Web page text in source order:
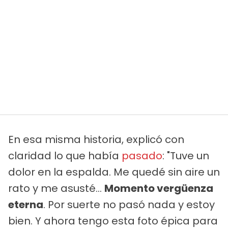
En esa misma historia, explicó con
claridad lo que había pasado: "Tuve un
dolor en la espalda. Me quedé sin aire un
rato y me asusté... Momento vergüenza
eterna. Por suerte no pasó nada y estoy
bien. Y ahora tengo esta foto épica para